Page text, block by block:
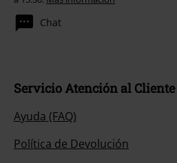
Chat
Servicio Atención al Cliente
Ayuda (FAQ)
Política de Devolución